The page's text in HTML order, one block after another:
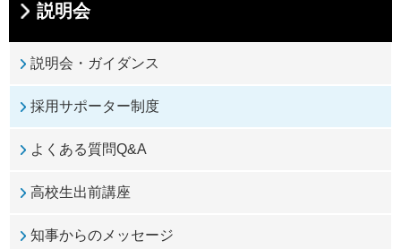
説明会
説明会・ガイダンス
採用サポーター制度
よくある質問Q&A
高校生出前講座
知事からのメッセージ